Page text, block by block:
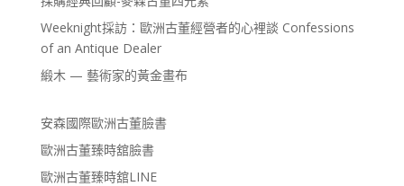
Weeknight採訪：歐洲古董經營者的心裡談 Confessions
of an Antique Dealer
緞木 — 藝術家的黃金畫布
安森國際歐洲古董臉書
歐洲古董臻時舘臉書
歐洲古董臻時舘LINE